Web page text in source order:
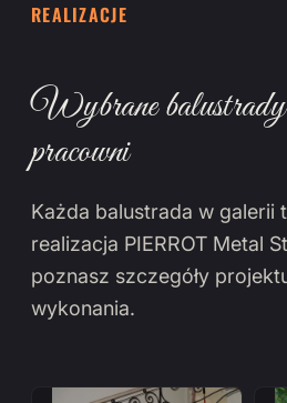
REALIZACJE
Wybrane balustrady
pracowni
Każda balustrada w galerii
realizacja PIERROT Metal
poznasz szczegóły
wykonania.